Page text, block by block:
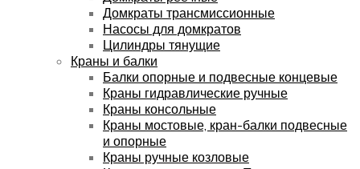
Домкраты трансмиссионные
Насосы для домкратов
Цилиндры тянущие
Краны и балки
Балки опорные и подвесные концевые
Краны гидравлические ручные
Краны консольные
Краны мостовые, кран-балки подвесные
и опорные
Краны ручные козловые